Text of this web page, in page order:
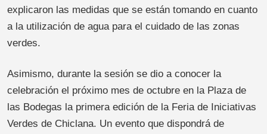
explicaron las medidas que se están tomando en cuanto
a la utilización de agua para el cuidado de las zonas
verdes.
Asimismo, durante la sesión se dio a conocer la
celebración el próximo mes de octubre en la Plaza de
las Bodegas la primera edición de la Feria de Iniciativas
Verdes de Chiclana. Un evento que dispondrá de